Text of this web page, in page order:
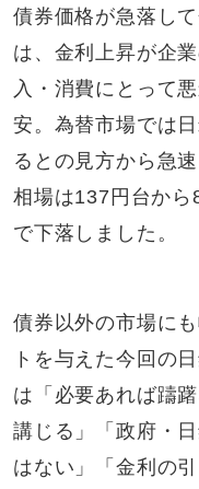
債券価格が急落し
は、金利上昇が企
入・消費にとって
安。為替市場では
るとの見方から急
相場は137円台から
で下落しました。
債券以外の市場に
トを与えた今回の
は「必要あれば躊
講じる」「政府・
はない」「金利の